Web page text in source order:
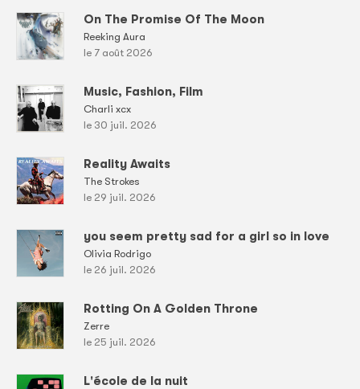
On The Promise Of The Moon
Reeking Aura
le 7 août 2026
Music, Fashion, Film
Charli xcx
le 30 juil. 2026
Reality Awaits
The Strokes
le 29 juil. 2026
you seem pretty sad for a girl so in love
Olivia Rodrigo
le 26 juil. 2026
Rotting On A Golden Throne
Zerre
le 25 juil. 2026
L'école de la nuit